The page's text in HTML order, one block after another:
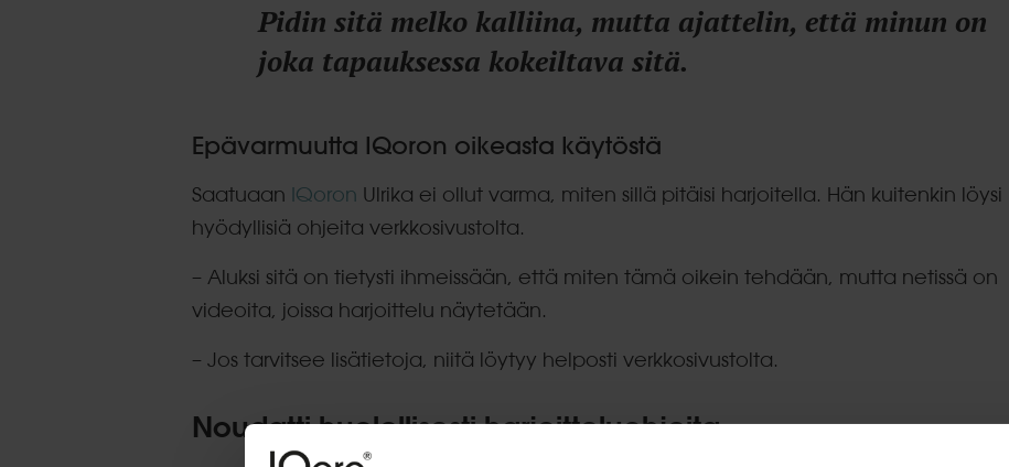
Pidin sitä melko kalliina, mutta ajattelin, että minun on
joka tapauksessa kokeiltava sitä.
Epävarmuutta IQoron oikeasta käytöstä
Saatuaan IQoron Ulrika ei ollut varma, miten sillä pitäisi harjoitella. Hän kuitenkin löysi
hyödyllisiä ohjeita verkkosivustolta.
– Aluksi sitä on tietysti ihmeissään, että miten tämä oikein tehdään, mutta netissä on
videoita, joissa harjoittelu näytetään.
– Jos tarvitsee lisätietoja, niitä löytyy helposti verkkosivustolta.
Noudatti huolellisesti harjoitteluohjeita